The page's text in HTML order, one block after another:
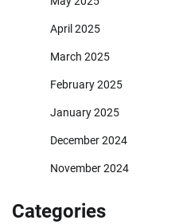
April 2025
March 2025
February 2025
January 2025
December 2024
November 2024
Categories